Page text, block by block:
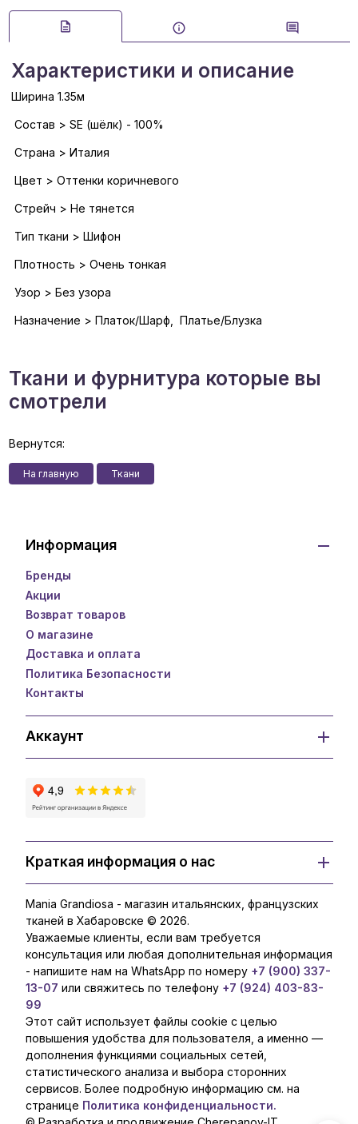
Характеристики и описание
Ширина 1.35м
Состав > SE (шёлк) - 100%
Страна > Италия
Цвет > Оттенки коричневого
Стрейч > Не тянется
Тип ткани > Шифон
Плотность > Очень тонкая
Узор > Без узора
Назначение > Платок/Шарф, Платье/Блузка
Ткани и фурнитура которые вы
смотрели
Вернутся:
На главную Ткани
Информация
Бренды
Акции
Возврат товаров
О магазине
Доставка и оплата
Политика Безопасности
Контакты
Аккаунт
Краткая информация о нас
Mania Grandiosa - магазин итальянских, французских
тканей в Хабаровске © 2026.
Уважаемые клиенты, если вам требуется
консультация или любая дополнительная информация
- напишите нам на WhatsApp по номеру +7 (900) 337-
13-07 или свяжитесь по телефону +7 (924) 403-83-
99
Этот сайт использует файлы cookie с целью
повышения удобства для пользователя, а именно —
дополнения функциями социальных сетей,
статистического анализа и выбора сторонних
сервисов. Более подробную информацию см. на
странице Политика конфиденциальности.